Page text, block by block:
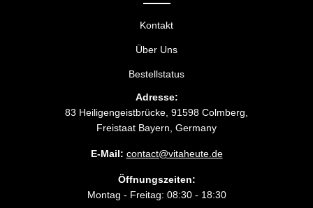
Kontakt
Über Uns
Bestellstatus
Adresse:
83 Heiligengeistbrücke, 91598 Colmberg,
Freistaat Bayern, Germany
E-Mail: contact@vitaheute.de
Öffnungszeiten:
Montag - Freitag: 08:30 - 18:30